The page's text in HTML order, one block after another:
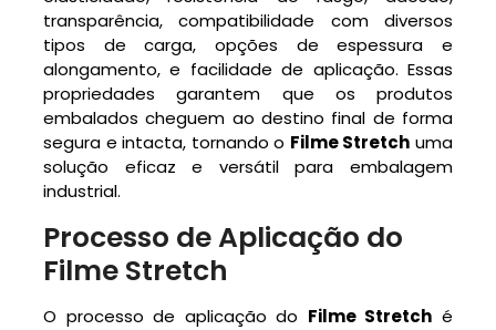
transparência, compatibilidade com diversos
tipos de carga, opções de espessura e
alongamento, e facilidade de aplicação. Essas
propriedades garantem que os produtos
embalados cheguem ao destino final de forma
segura e intacta, tornando o Filme Stretch uma
solução eficaz e versátil para embalagem
industrial.
Processo de Aplicação do
Filme Stretch
O processo de aplicação do Filme Stretch é